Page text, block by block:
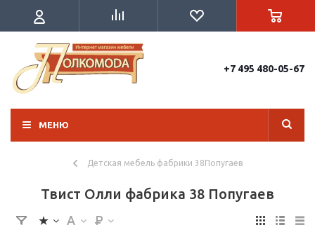
+7 495 480-05-67
МЕНЮ
Детская мебель фабрики 38Попугаев
Твист Олли фабрика 38 Попугаев